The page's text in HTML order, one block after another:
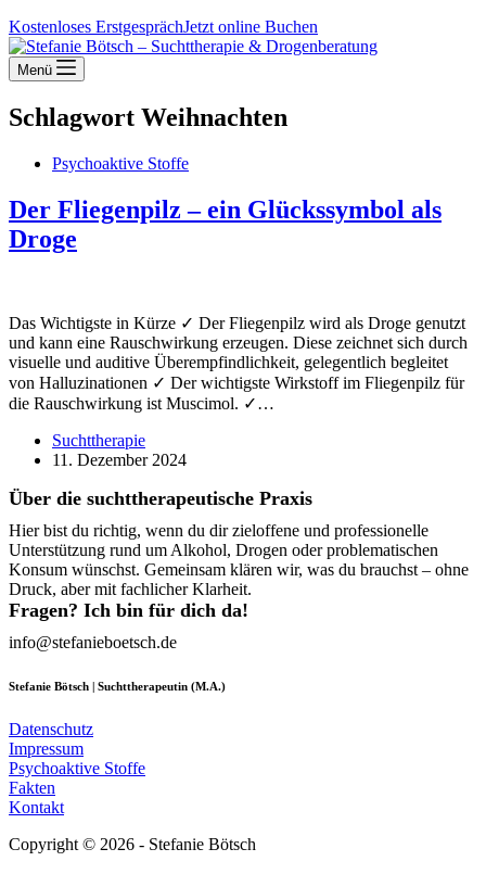
Kostenloses ErstgesprächJetzt online Buchen
Menü
Schlagwort Weihnachten
Psychoaktive Stoffe
Der Fliegenpilz – ein Glückssymbol als
Droge
Das Wichtigste in Kürze ✓ Der Fliegenpilz wird als Droge genutzt
und kann eine Rauschwirkung erzeugen. Diese zeichnet sich durch
visuelle und auditive Überempfindlichkeit, gelegentlich begleitet
von Halluzinationen ✓ Der wichtigste Wirkstoff im Fliegenpilz für
die Rauschwirkung ist Muscimol. ✓…
Suchttherapie
11. Dezember 2024
Über die suchttherapeutische Praxis
Hier bist du richtig, wenn du dir zieloffene und professionelle
Unterstützung rund um Alkohol, Drogen oder problematischen
Konsum wünschst. Gemeinsam klären wir, was du brauchst – ohne
Druck, aber mit fachlicher Klarheit.
Fragen? Ich bin für dich da!
info@stefanieboetsch.de
Stefanie Bötsch | Suchttherapeutin (M.A.)
Datenschutz
Impressum
Psychoaktive Stoffe
Fakten
Kontakt
Copyright © 2026 - Stefanie Bötsch